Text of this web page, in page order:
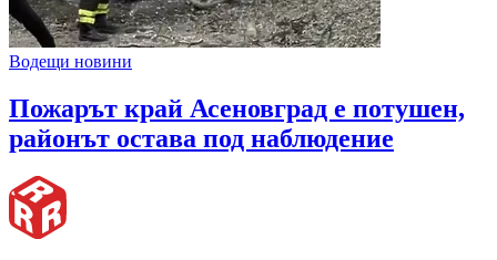
Водещи новини
Пожарът край Асеновград е потушен,
районът остава под наблюдение